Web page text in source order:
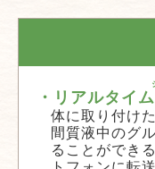
・リアルタイム
体に取り付け
間質液中のグ
ることができ